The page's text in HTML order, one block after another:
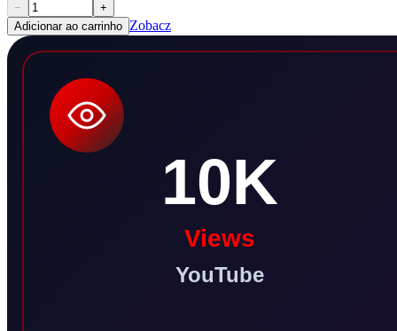
−
+
Adicionar ao carrinho Zobacz